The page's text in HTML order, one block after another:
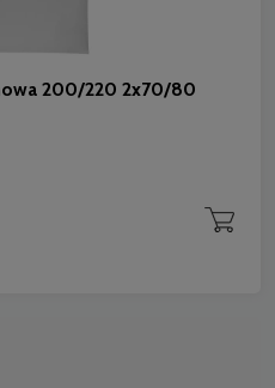
200/220 2x70/80